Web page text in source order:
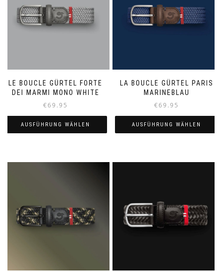
LE BOUCLE GÜRTEL FORTE
DEI MARMI MONO WHITE
€69.95
AUSFÜHRUNG WÄHLEN
weist
Optionen
können
LA BOUCLE GÜRTEL PARIS
MARINEBLAU
€69.95
AUSFÜHRUNG WÄHLEN
weist
Optionen
können